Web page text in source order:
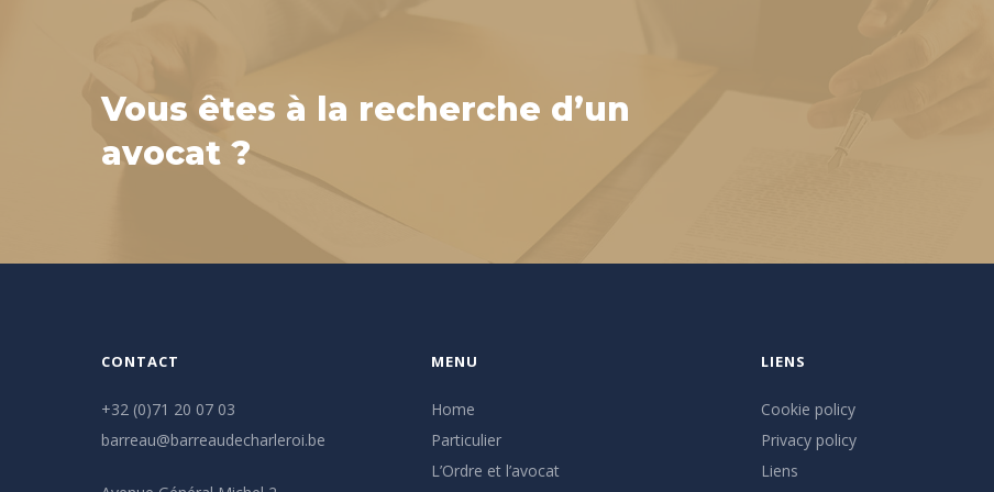
Vous êtes à la recherche d’un
avocat ?
CONTACT
+32 (0)71 20 07 03
barreau@barreaudecharleroi.be
MENU
Home
Particulier
L’Ordre et l’avocat
LIENS
Cookie policy
Privacy policy
Liens